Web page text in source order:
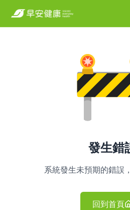
發生錯
系統發生未預期的錯誤
回到首頁